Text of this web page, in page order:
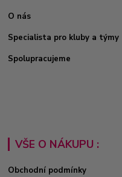
O nás
Specialista pro kluby a týmy
Spolupracujeme
VŠE O NÁKUPU :
Obchodní podmínky